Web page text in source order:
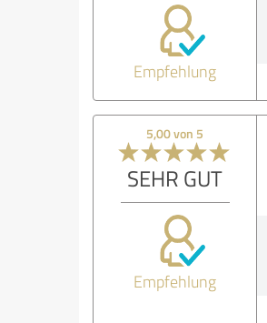
Empfehlung
5,00 von 5
SEHR GUT
Empfehlung